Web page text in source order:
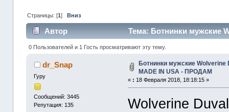
Страницы: [1] Вниз
Автор
Тема: Ботнинки мужские
(Прочитано 35461 раз)
0 Пользователей и 1 Гость просматривают эту тему.
dr_Snap
Гуру
Сообщений: 3445
Репутация: 135
Ботнинки мужские Wolverine
MADE IN USA - ПРОДАМ
« : 18 Февраля 2018, 18:18:15 »
Wolverine